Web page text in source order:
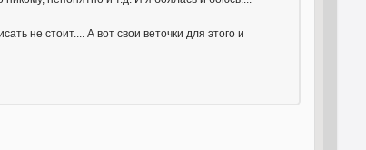
не стоит.... А вот свои веточки для этого и